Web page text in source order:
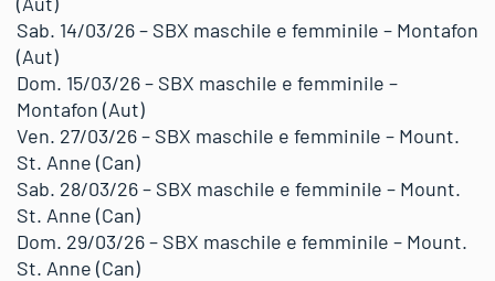
Sab. 14/03/26 – SBX maschile e femminile – Montafon
(Aut)
Dom. 15/03/26 – SBX maschile e femminile –
Montafon (Aut)
Ven. 27/03/26 – SBX maschile e femminile – Mount.
St. Anne (Can)
Sab. 28/03/26 – SBX maschile e femminile – Mount.
St. Anne (Can)
Dom. 29/03/26 – SBX maschile e femminile – Mount.
St. Anne (Can)